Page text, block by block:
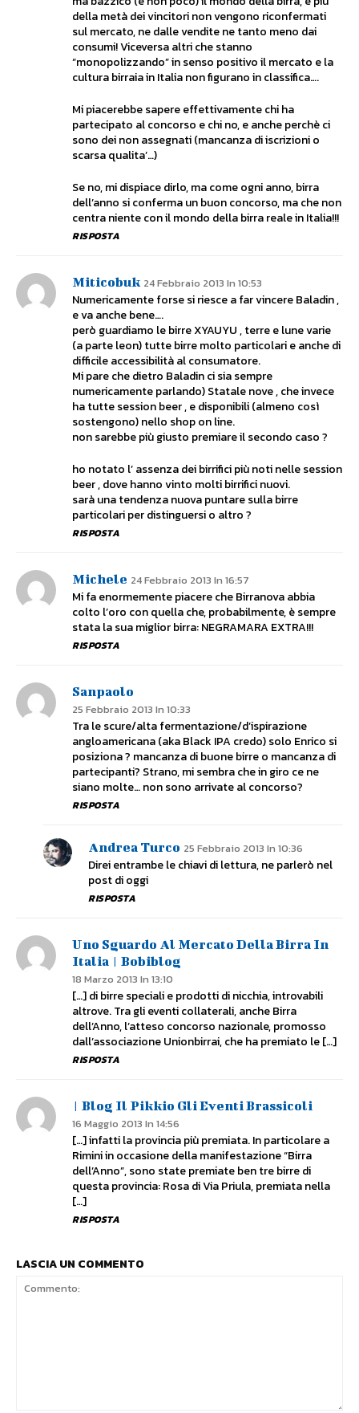
della metà dei vincitori non vengono riconfermati
sul mercato, ne dalle vendite ne tanto meno dai
consumi! Viceversa altri che stanno
“monopolizzando” in senso positivo il mercato e la
cultura birraia in Italia non figurano in classifica….
Mi piacerebbe sapere effettivamente chi ha
partecipato al concorso e chi no, e anche perchè ci
sono dei non assegnati (mancanza di iscrizioni o
scarsa qualita’…)
Se no, mi dispiace dirlo, ma come ogni anno, birra
dell’anno si conferma un buon concorso, ma che non
centra niente con il mondo della birra reale in Italia!!!
RISPOSTA
Miticobuk 24 Febbraio 2013 In 10:53
Numericamente forse si riesce a far vincere Baladin ,
e va anche bene….
però guardiamo le birre XYAUYU , terre e lune varie
(a parte leon) tutte birre molto particolari e anche di
difficile accessibilità al consumatore.
Mi pare che dietro Baladin ci sia sempre
numericamente parlando) Statale nove , che invece
ha tutte session beer , e disponibili (almeno così
sostengono) nello shop on line.
non sarebbe più giusto premiare il secondo caso ?
ho notato l’ assenza dei birrifici più noti nelle session
beer , dove hanno vinto molti birrifici nuovi.
sarà una tendenza nuova puntare sulla birre
particolari per distinguersi o altro ?
RISPOSTA
Michele 24 Febbraio 2013 In 16:57
Mi fa enormemente piacere che Birranova abbia
colto l’oro con quella che, probabilmente, è sempre
stata la sua miglior birra: NEGRAMARA EXTRA!!!
RISPOSTA
Sanpaolo
25 Febbraio 2013 In 10:33
Tra le scure/alta fermentazione/d’ispirazione
angloamericana (aka Black IPA credo) solo Enrico si
posiziona ? mancanza di buone birre o mancanza di
partecipanti? Strano, mi sembra che in giro ce ne
siano molte… non sono arrivate al concorso?
RISPOSTA
Andrea Turco 25 Febbraio 2013 In 10:36
Direi entrambe le chiavi di lettura, ne parlerò nel
post di oggi
RISPOSTA
Uno Sguardo Al Mercato Della Birra In
Italia | Bobiblog
18 Marzo 2013 In 13:10
[…] di birre speciali e prodotti di nicchia, introvabili
altrove. Tra gli eventi collaterali, anche Birra
dell’Anno, l’atteso concorso nazionale, promosso
dall’associazione Unionbirrai, che ha premiato le […]
RISPOSTA
| Blog Il Pikkio Gli Eventi Brassicoli
16 Maggio 2013 In 14:56
[…] infatti la provincia più premiata. In particolare a
Rimini in occasione della manifestazione “Birra
dell’Anno”, sono state premiate ben tre birre di
questa provincia: Rosa di Via Priula, premiata nella
[…]
RISPOSTA
LASCIA UN COMMENTO